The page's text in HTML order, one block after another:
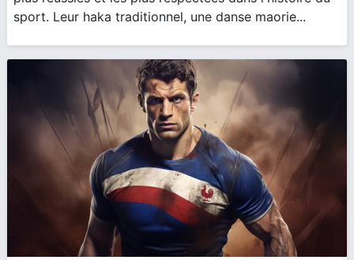
sport. Leur haka traditionnel, une danse maorie...